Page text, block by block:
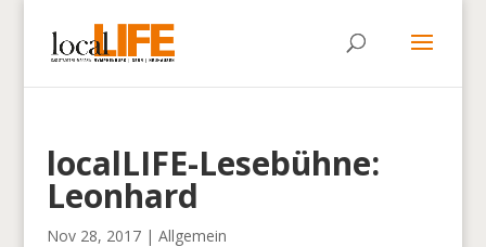
localLIFE-Lesebühne:
Leonhard
Nov 28, 2017| Allgemein